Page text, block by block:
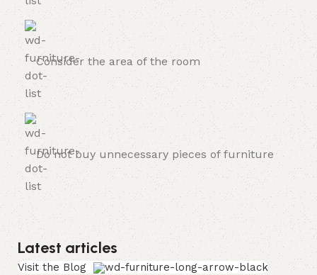
Consider the area of the room
Do not buy unnecessary pieces of furniture
Latest articles
Visit the Blog